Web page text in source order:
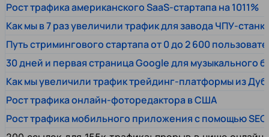
Рост трафика американского SaaS-стартапа на 1011%
Как мы в 7 раз увеличили трафик для завода ЧПУ-
Путь стримингового стартапа от 0 до 2 600
30 дней и первая страница Google для музыкального
Как мы увеличили трафик трейдинг-платформы из
Рост трафика онлайн-фоторедактора в США
Рост трафика мобильного приложения с помощью SEO